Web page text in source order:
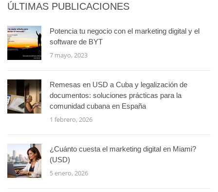
ÚLTIMAS PUBLICACIONES
Potencia tu negocio con el marketing digital y el
software de BYT
7 mayo, 2023
Remesas en USD a Cuba y legalización de
documentos: soluciones prácticas para la
comunidad cubana en España
1 febrero, 2026
¿Cuánto cuesta el marketing digital en Miami?
(USD)
5 enero, 2026